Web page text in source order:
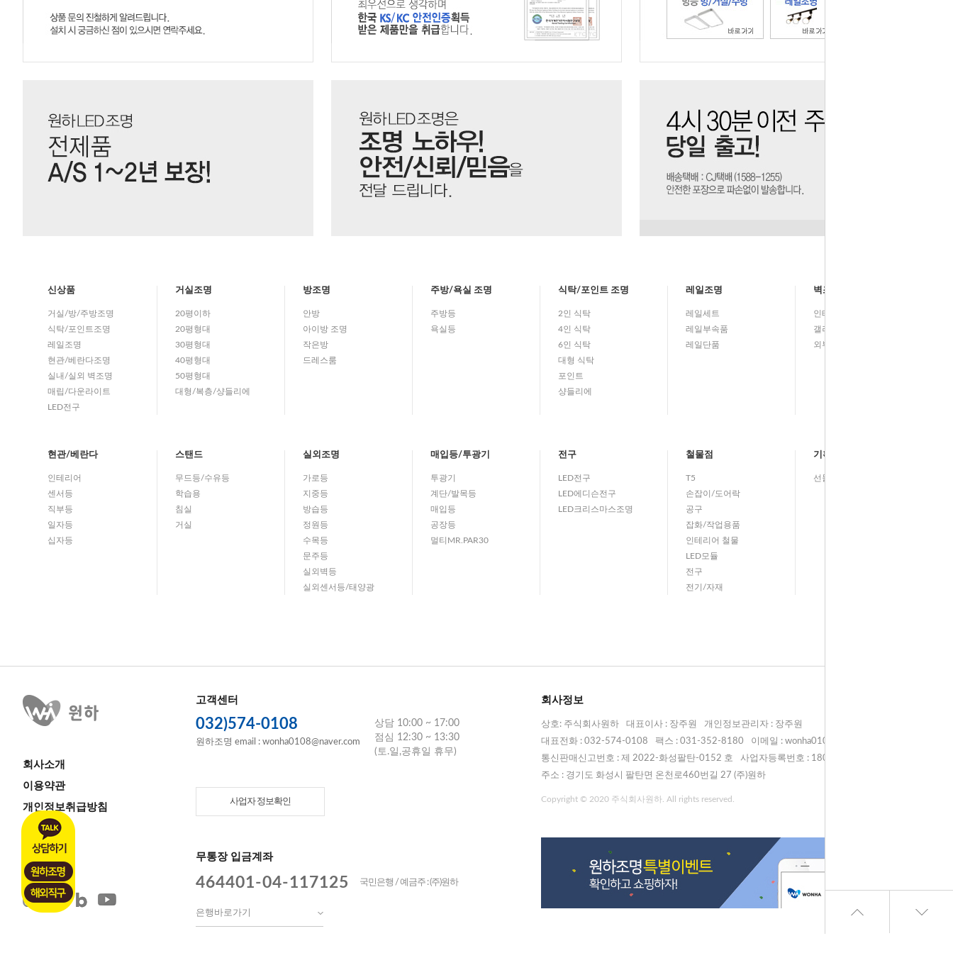
신상품
거실/방/주방조명
식탁/포인트조명
레일조명
현관/베란다조명
실내/실외 벽조명
매립/다운라이트
LED전구
거실조명
20평이하
20평형대
30평형대
40평형대
50평형대
대형/복층/샹들리에
방조명
안방
아이방 조명
작은방
드레스룸
주방/욕실 조명
주방등
욕실등
식탁/포인트 조명
2인 식탁
4인 식탁
6인 식탁
대형 식탁
포인트
샹들리에
레일조명
레일세트
레일부속품
레일단품
벽조명
인테리어
갤러리벽등(그림벽등)
외부등/실외등
현관/베란다
인테리어
센서등
직부등
일자등
십자등
스탠드
무드등/수유등
학습용
침실
거실
실외조명
가로등
지중등
방습등
정원등
수목등
문주등
실외벽등
실외센서등/태양광
매입등/투광기
투광기
계단/발목등
매입등
공장등
멀티MR.PAR30
전구
LED전구
LED에디슨전구
LED크리스마스조명
철물점
T5
손잡이/도어락
공구
잡화/작업용품
인테리어 철물
LED모듈
전구
전기/자재
기획전
선물기획전
회사소개
이용약관
개인정보취급방침
이용안내
고객센터
고객센터
032)574-0108
원하조명 email : wonha0108@naver.com
상담 10:00 ~ 17:00
점심 12:30 ~ 13:30
(토.일,공휴일 휴무)
사업자 정보확인
무통장 입금계좌
464401-04-117125 국민은행 / 예금주 : (주)원하
회사정보
상호: 주식회사원하 대표이사 : 장주원
개인정보관리자 : 장주원
대표전화 : 032-574-0108
팩스 : 031-352-8180
이메일 : wonha0108@naver.com
통신판매신고번호 : 제 2022-화성팔탄-0152 호
사업자등록번호 : 180-81-00998
주소 : 경기도 화성시 팔탄면 온천로460번길 27 (주)원하
Copyright © 2020 주식회사원하. All rights reserved.